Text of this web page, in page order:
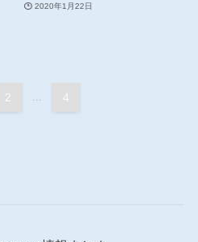
2020年1月22日
2 4